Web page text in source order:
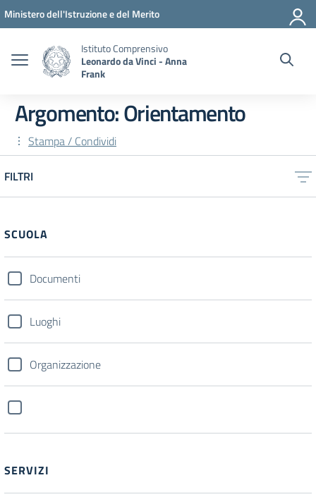
Vai ai contenuti
Vai al menu di navigazione
Vai al footer
Ministero dell'Istruzione e del Merito
Istituto Comprensivo
Leonardo da Vinci - Anna
Frank
Argomento: Orientamento
Stampa / Condividi
FILTRI
SCUOLA
Documenti
Luoghi
Organizzazione
SERVIZI